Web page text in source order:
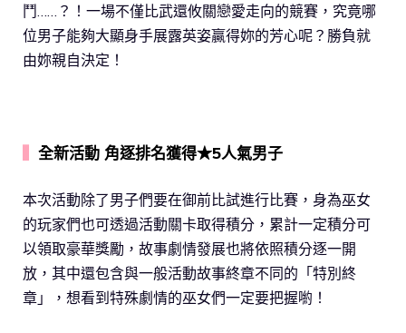
鬥……？！一場不僅比武還攸關戀愛走向的競賽，究竟哪
位男子能夠大顯身手展露英姿贏得妳的芳心呢？勝負就
由妳親自決定！
全新活動 角逐排名獲得★5人氣男子
本次活動除了男子們要在御前比試進行比賽，身為巫女
的玩家們也可透過活動關卡取得積分，累計一定積分可
以領取豪華獎勵，故事劇情發展也將依照積分逐一開
放，其中還包含與一般活動故事終章不同的「特別終
章」，想看到特殊劇情的巫女們一定要把握喲！